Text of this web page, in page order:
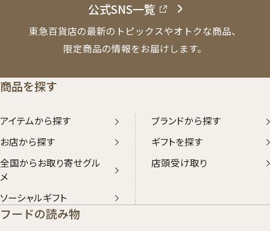
公式SNS一覧
東急百貨店の最新のトピックスやオトクな商品、
限定商品の情報をお届けします。
商品を探す
アイテムから探す
ブランドから探す
お店から探す
ギフトを探す
全国からお取り寄せグル
メ
店頭受け取り
ソーシャルギフト
フードの読み物